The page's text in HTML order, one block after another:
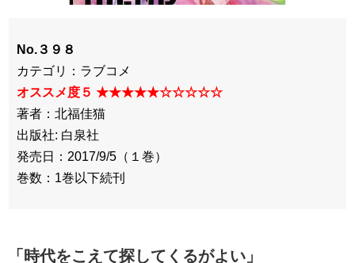
No.３９８
カテゴリ：ラブコメ
オススメ度５ ★★★★★☆☆☆☆☆
著者：北福佳猫
出版社: 白泉社
発売日：2017/9/5（１巻）
巻数：1巻以下続刊
「時代をこえて探してくるがよい」